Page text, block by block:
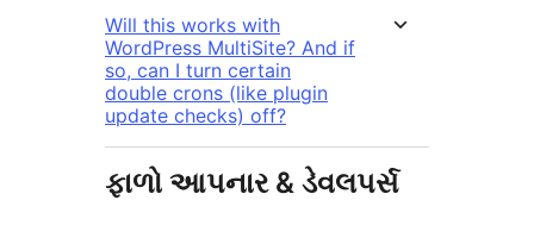
Will this works with
WordPress MultiSite? And if
so, can I turn certain
double crons (like plugin
update checks) off?
ફાળો આપનાર & ડેવલપર્સ